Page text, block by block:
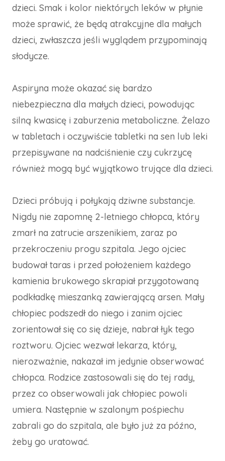
dzieci. Smak i kolor niektórych leków w płynie
może sprawić, że będą atrakcyjne dla małych
dzieci, zwłaszcza jeśli wyglądem przypominają
słodycze.
Aspiryna może okazać się bardzo
niebezpieczna dla małych dzieci, powodując
silną kwasicę i zaburzenia metaboliczne. Żelazo
w tabletach i oczywiście tabletki na sen lub leki
przepisywane na nadciśnienie czy cukrzycę
również mogą być wyjątkowo trujące dla dzieci.
Dzieci próbują i połykają dziwne substancje.
Nigdy nie zapomnę 2-letniego chłopca, który
zmarł na zatrucie arszenikiem, zaraz po
przekroczeniu progu szpitala. Jego ojciec
budował taras i przed położeniem każdego
kamienia brukowego skrapiał przygotowaną
podkładkę mieszanką zawierającą arsen. Mały
chłopiec podszedł do niego i zanim ojciec
zorientował się co się dzieje, nabrał łyk tego
roztworu. Ojciec wezwał lekarza, który,
nierozważnie, nakazał im jedynie obserwować
chłopca. Rodzice zastosowali się do tej rady,
przez co obserwowali jak chłopiec powoli
umiera. Następnie w szalonym pośpiechu
zabrali go do szpitala, ale było już za późno,
żeby go uratować.